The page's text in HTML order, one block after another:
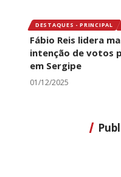
DESTAQUES - PRINCIPAL
Fábio Reis lidera
intenção de votos
em Sergipe
01/12/2025